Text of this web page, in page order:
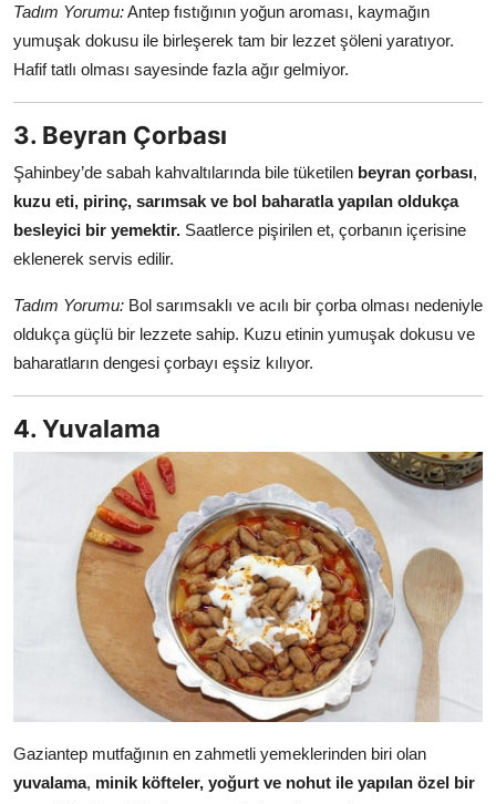
Tadım Yorumu:Antep fıstığının yoğun aroması, kaymağın
yumuşak dokusu ile birleşerek tam bir lezzet şöleni yaratıyor.
Hafif tatlı olması sayesinde fazla ağır gelmiyor.
3. Beyran Çorbası
Şahinbey’de sabah kahvaltılarında bile tüketilen beyran çorbası,
kuzu eti, pirinç, sarımsak ve bol baharatla yapılan oldukça
besleyici bir yemektir. Saatlerce pişirilen et, çorbanın içerisine
eklenerek servis edilir.
Tadım Yorumu: Bol sarımsaklı ve acılı bir çorba olması nedeniyle
oldukça güçlü bir lezzete sahip. Kuzu etinin yumuşak dokusu ve
baharatların dengesi çorbayı eşsiz kılıyor.
4. Yuvalama
Gaziantep mutfağının en zahmetli yemeklerinden biri olan
yuvalama, minik köfteler, yoğurt ve nohut ile yapılan özel bir